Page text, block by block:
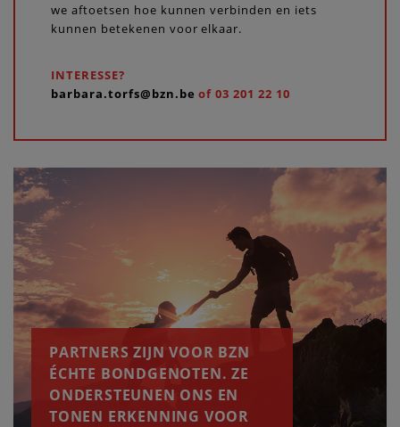
we aftoetsen hoe kunnen verbinden en iets
kunnen betekenen voor elkaar.
INTERESSE?
barbara.torfs@bzn.be of 03 201 22 10
PARTNERS ZIJN VOOR BZN
ÉCHTE BONDGENOTEN. ZE
ONDERSTEUNEN ONS EN
TONEN ERKENNING VOOR